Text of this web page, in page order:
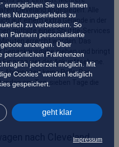
ermöglichen Sie uns Ihnen
Nutzungserlebnis zu
zu verbessern. So
Partnern personalisierte
anzeigen. Über
persönlichen Präferenzen
jederzeit möglich. Mit
Cookies” werden lediglich
gespeichert.
geht klar
Impressum
Cleveland angesiedelt. Alle
auf einem extra Gelände in der
mithilfe eines Shuttle-Services
erreicht werden. Das
sieben und bringt
vier der Ankunftsebene.
Abreisezeit keine Rolle: Der
am Tag, sieben Tage die
nach Cleveland